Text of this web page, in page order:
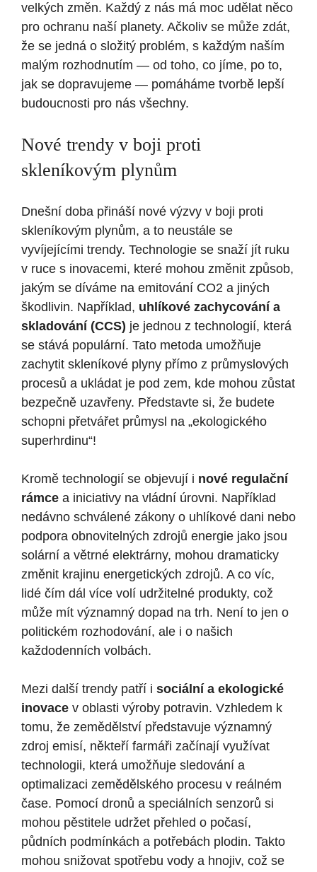
velkých změn. Každý z nás má moc udělat něco
pro ochranu naší planety. Ačkoliv se může zdát,
že se jedná o složitý problém, s každým naším
malým rozhodnutím — od toho, co jíme, po to,
jak se dopravujeme — pomáháme tvorbě lepší
budoucnosti pro nás všechny.
Nové trendy v boji proti
skleníkovým plynům
Dnešní doba přináší nové výzvy v boji proti
skleníkovým plynům, a to neustále se
vyvíjejícími trendy. Technologie se snaží jít ruku
v ruce s inovacemi, které mohou změnit způsob,
jakým se díváme na emitování CO2 a jiných
škodlivin. Například, uhlíkové zachycování a
skladování (CCS) je jednou z technologií, která
se stává populární. Tato metoda umožňuje
zachytit skleníkové plyny přímo z průmyslových
procesů a ukládat je pod zem, kde mohou zůstat
bezpečně uzavřeny. Představte si, že budete
schopni přetvářet průmysl na „ekologického
superhrdinu“!
Kromě technologií se objevují i nové regulační
rámce a iniciativy na vládní úrovni. Například
nedávno schválené zákony o uhlíkové dani nebo
podpora obnovitelných zdrojů energie jako jsou
solární a větrné elektrárny, mohou dramaticky
změnit krajinu energetických zdrojů. A co víc,
lidé čím dál více volí udržitelné produkty, což
může mít významný dopad na trh. Není to jen o
politickém rozhodování, ale i o našich
každodenních volbách.
Mezi další trendy patří i sociální a ekologické
inovace v oblasti výroby potravin. Vzhledem k
tomu, že zemědělství představuje významný
zdroj emisí, někteří farmáři začínají využívat
technologii, která umožňuje sledování a
optimalizaci zemědělského procesu v reálném
čase. Pomocí dronů a speciálních senzorů si
mohou pěstitele udržet přehled o počasí,
půdních podmínkách a potřebách plodin. Takto
mohou snižovat spotřebu vody a hnojiv, což se